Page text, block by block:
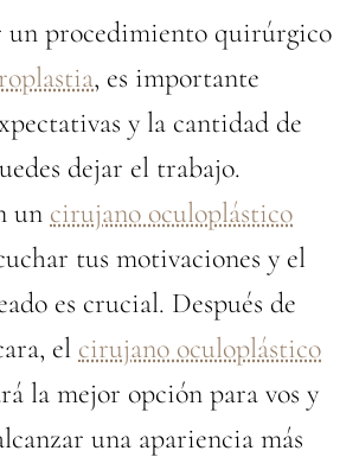
un procedimiento quirúrgico
, es importante
y la cantidad de
dejar el trabajo.
un cirujano oculoplástico
tus motivaciones y el
es crucial. Después de
el cirujano oculoplástico
la mejor opción para vos y
una apariencia más